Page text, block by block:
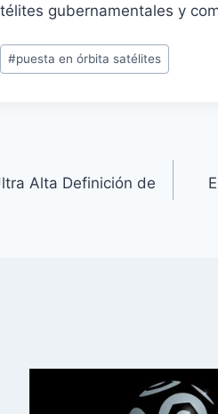
gubernamentales y
#puesta en órbita satélites
Alta Definición de